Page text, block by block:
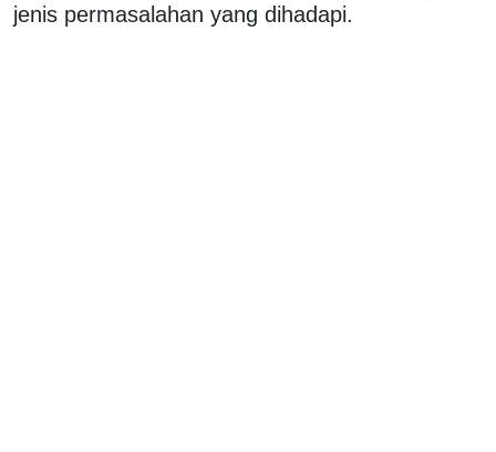
jenis permasalahan yang dihadapi.